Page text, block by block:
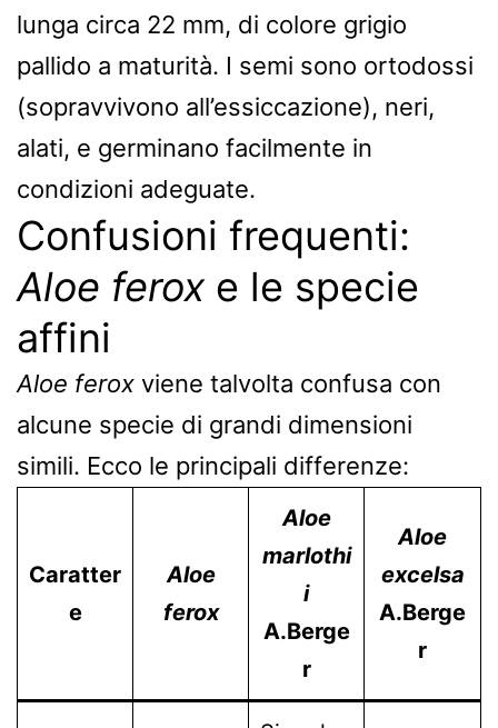
lunga circa 22 mm, di colore grigio
pallido a maturità. I semi sono ortodossi
(sopravvivono all’essiccazione), neri,
alati, e germinano facilmente in
condizioni adeguate.
Confusioni frequenti:
Aloe feroxe le specie
affini
Aloe ferox viene talvolta confusa con
alcune specie di grandi dimensioni
simili. Ecco le principali differenze:
Caratter
e
Aloe
ferox
Aloe
marlothi
i
A.Berge
r
Aloe
excelsa
A.Berge
r